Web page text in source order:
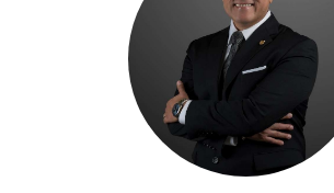
contingencia que le permita realizar una
propiedad antes de finalizar la compra. Si
problemas significativos, el comprador
cancelar el contrato o renegociar los
Tipos de contingencias